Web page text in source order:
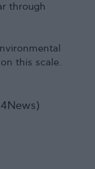
through
this scale.